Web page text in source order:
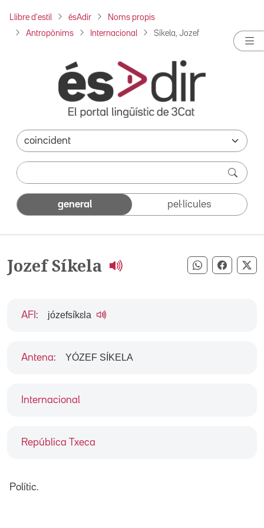
Llibre d'estil ésAdir Noms propis
Antropònims Internacional Síkela, Jozef
general pel·lícules
Jozef Síkela Compartir
Internacional
República Txeca
AFI : józefsíkɛla
Antena: YÓZEF SÍKELA
Polític.